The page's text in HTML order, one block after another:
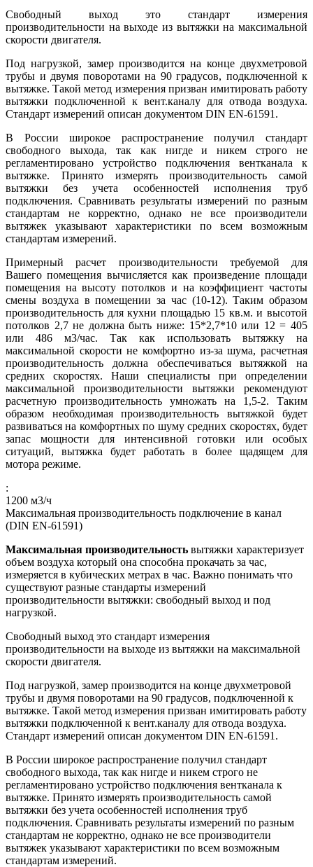
Свободный выход это стандарт измерения
производительности на выходе из вытяжки на максимальной
скорости двигателя.
Под нагрузкой, замер производится на конце двухметровой
трубы и двумя поворотами на 90 градусов, подключенной к
вытяжке. Такой метод измерения призван имитировать работу
вытяжки подключенной к вент.каналу для отвода воздуха.
Стандарт измерений описан документом DIN EN-61591.
В России широкое распространение получил стандарт
свободного выхода, так как нигде и никем строго не
регламентировано устройство подключения вентканала к
вытяжке. Принято измерять производительность самой
вытяжки без учета особенностей исполнения труб
подключения. Сравнивать результаты измерений по разным
стандартам не корректно, однако не все производители
вытяжек указывают характеристики по всем возможным
стандартам измерений.
Примерный расчет производительности требуемой для
Вашего помещения вычисляется как произведение площади
помещения на высоту потолков и на коэффициент частоты
смены воздуха в помещении за час (10-12). Таким образом
производительность для кухни площадью 15 кв.м. и высотой
потолков 2,7 не должна быть ниже: 15*2,7*10 или 12 = 405
или 486 м3/час. Так как использовать вытяжку на
максимальной скорости не комфортно из-за шума, расчетная
производительность должна обеспечиваться вытяжкой на
средних скоростях. Наши специалисты при определении
максимальной производительности вытяжки рекомендуют
расчетную производительность умножать на 1,5-2. Таким
образом необходимая производительность вытяжкой будет
развиваться на комфортных по шуму средних скоростях, будет
запас мощности для интенсивной готовки или особых
ситуаций, вытяжка будет работать в более щадящем для
мотора режиме.
:
1200 м3/ч
Максимальная производительность подключение в канал
(DIN EN-61591)
Максимальная производительность вытяжки характеризует
объем воздуха который она способна прокачать за час,
измеряется в кубических метрах в час. Важно понимать что
существуют разные стандарты измерений
производительности вытяжки: свободный выход и под
нагрузкой.
Свободный выход это стандарт измерения
производительности на выходе из вытяжки на максимальной
скорости двигателя.
Под нагрузкой, замер производится на конце двухметровой
трубы и двумя поворотами на 90 градусов, подключенной к
вытяжке. Такой метод измерения призван имитировать работу
вытяжки подключенной к вент.каналу для отвода воздуха.
Стандарт измерений описан документом DIN EN-61591.
В России широкое распространение получил стандарт
свободного выхода, так как нигде и никем строго не
регламентировано устройство подключения вентканала к
вытяжке. Принято измерять производительность самой
вытяжки без учета особенностей исполнения труб
подключения. Сравнивать результаты измерений по разным
стандартам не корректно, однако не все производители
вытяжек указывают характеристики по всем возможным
стандартам измерений.